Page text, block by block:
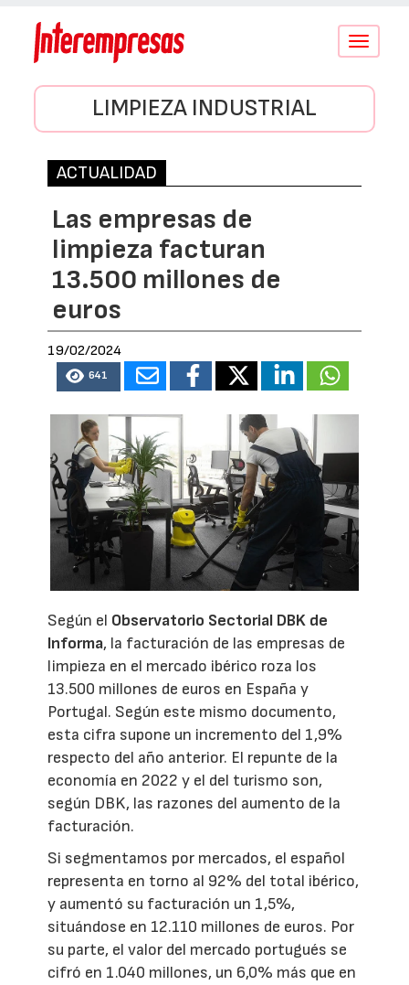
Conmutar
LIMPIEZA INDUSTRIAL
ACTUALIDAD
Las empresas de
limpieza facturan
13.500 millones de
euros
19/02/2024
641
Según el Observatorio Sectorial DBK de
Informa, la facturación de las empresas de
limpieza en el mercado ibérico roza los
13.500 millones de euros en España y
Portugal. Según este mismo documento,
esta cifra supone un incremento del 1,9%
respecto del año anterior. El repunte de la
economía en 2022 y el del turismo son,
según DBK, las razones del aumento de la
facturación.
Si segmentamos por mercados, el español
representa en torno al 92% del total ibérico,
y aumentó su facturación un 1,5%,
situándose en 12.110 millones de euros. Por
su parte, el valor del mercado portugués se
cifró en 1.040 millones, un 6,0% más que en